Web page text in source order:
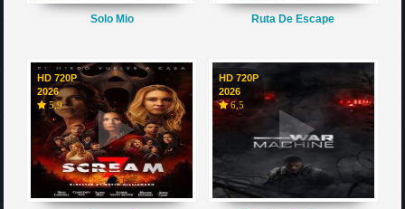
Solo Mio Ruta De Escape
HD 720P
2026
5,9
HD 720P
2026
6,5